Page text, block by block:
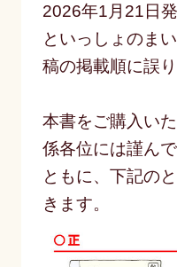
2026年1月21日
といっしょのま
稿の掲載順に誤
本書をご購入い
係各位には謹ん
ともに、下記の
きます。